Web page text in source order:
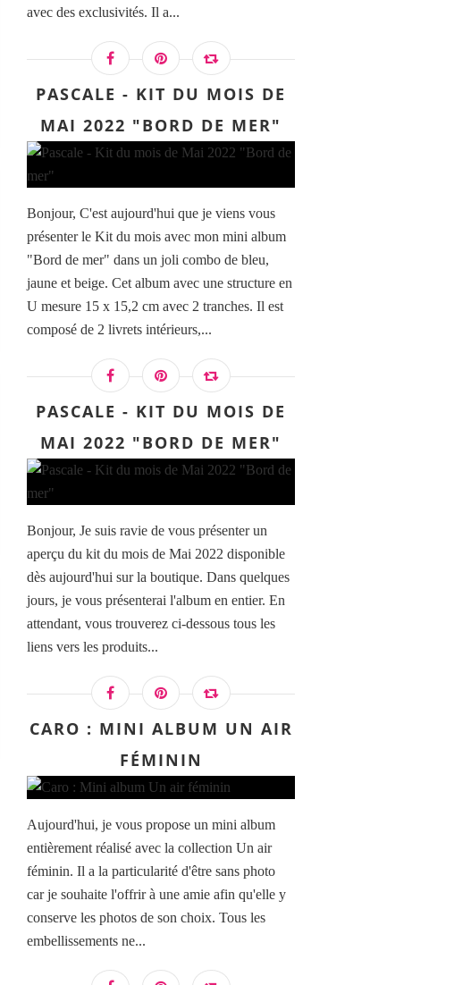
avec des exclusivités. Il a...
PASCALE - KIT DU MOIS DE
MAI 2022 "BORD DE MER"
Bonjour, C'est aujourd'hui que je viens vous
présenter le Kit du mois avec mon mini album
"Bord de mer" dans un joli combo de bleu,
jaune et beige. Cet album avec une structure en
U mesure 15 x 15,2 cm avec 2 tranches. Il est
composé de 2 livrets intérieurs,...
PASCALE - KIT DU MOIS DE
MAI 2022 "BORD DE MER"
Bonjour, Je suis ravie de vous présenter un
aperçu du kit du mois de Mai 2022 disponible
dès aujourd'hui sur la boutique. Dans quelques
jours, je vous présenterai l'album en entier. En
attendant, vous trouverez ci-dessous tous les
liens vers les produits...
CARO : MINI ALBUM UN AIR
FÉMININ
Aujourd'hui, je vous propose un mini album
entièrement réalisé avec la collection Un air
féminin. Il a la particularité d'être sans photo
car je souhaite l'offrir à une amie afin qu'elle y
conserve les photos de son choix. Tous les
embellissements ne...